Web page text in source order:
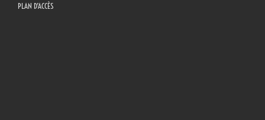
PLAN D’ACCÈS